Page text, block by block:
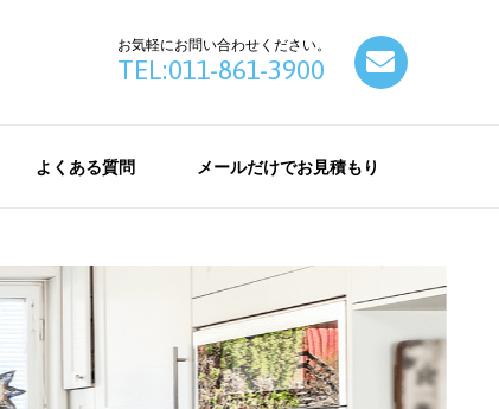
お気軽にお問い合わせください。
TEL:011-861-3900
よくある質問 メールだけでお見積もり